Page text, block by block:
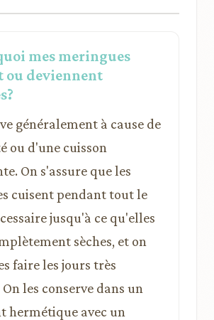
mes meringues
ou deviennent
généralement à cause de
ou d'une cuisson
On s'assure que les
cuisent pendant tout le
jusqu'à ce qu'elles
sèches, et on
faire les jours très
les conserve dans un
hermétique avec un